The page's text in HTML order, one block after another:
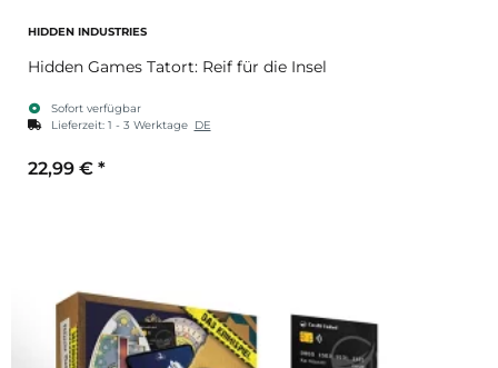
HIDDEN INDUSTRIES
Hidden Games Tatort: Reif für die Insel
Sofort verfügbar
Lieferzeit: 1 - 3 Werktage DE
22,99 € *